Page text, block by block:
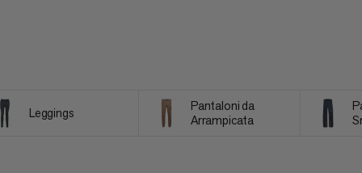
Leggings
Pantaloni da
Arrampicata